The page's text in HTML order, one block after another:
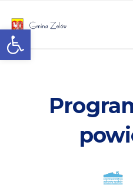
Otwórz pasek